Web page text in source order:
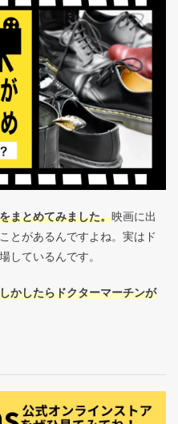
まとめてみました。映画に出
とがあるんですよね。実はド
しているんです。
かしたらドクターマーチンが